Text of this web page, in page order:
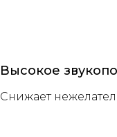
Высокое
Снижает